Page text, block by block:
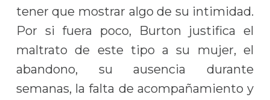
tener que mostrar algo de su intimidad.
Por si fuera poco, Burton justifica el
maltrato de este tipo a su mujer, el
abandono, su ausencia durante
semanas, la falta de acompañamiento y